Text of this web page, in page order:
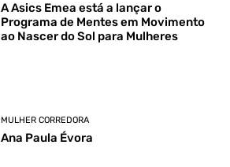
A Asics Emea está a lançar o
Programa de Mentes em Movimento
ao Nascer do Sol para Mulheres
MULHER CORREDORA
Ana Paula Évora